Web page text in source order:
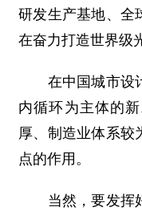
研发生产基地、全
在奋力打造世界级
在中国城市设计
内循环为主体的
厚、制造业体系较
点的作用。
当然，要发挥好